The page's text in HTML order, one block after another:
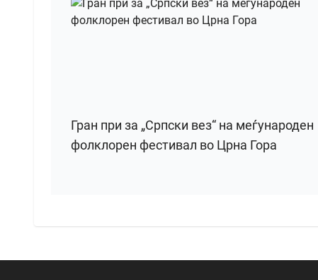
Гран при за „Српски вез“ на меѓународен
фолклорен фестивал во Црна Гора